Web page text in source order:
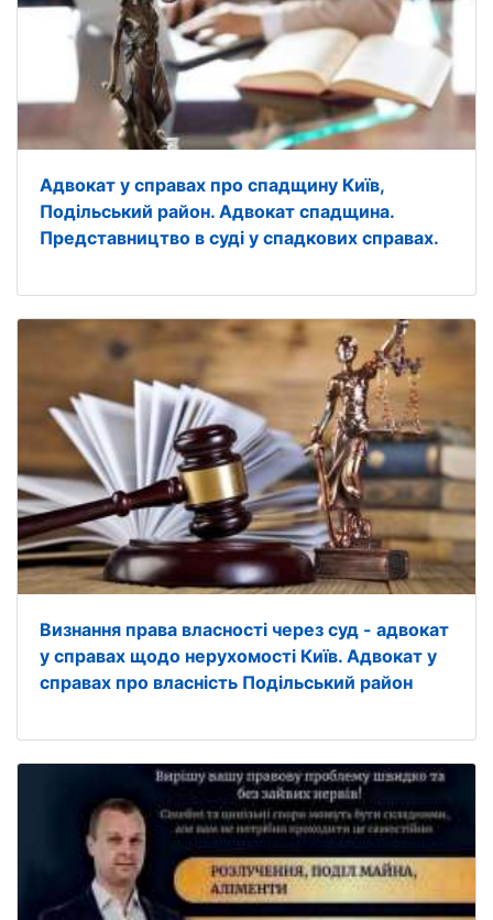
Адвокат у справах про спадщину Київ,
Подільський район. Адвокат спадщина.
Представництво в суді у спадкових справах.
Визнання права власності через суд - адвокат
у справах щодо нерухомості Київ. Адвокат у
справах про власність Подільський район